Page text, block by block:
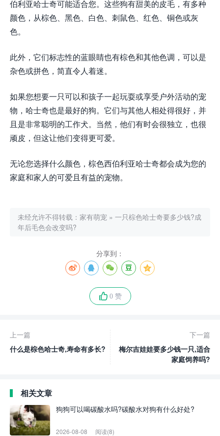
伯利亚哈士奇可能适合您。这些狗有甜美的皮毛，有多种
颜色，从棕色、黑色、白色、刺鼠色、红色、铜色或灰
色。
此外，它们标志性的蓝眼睛也有棕色和其他色调，可以是
杂色或拼色，简直令人着迷。
如果您想要一只可以和孩子一起玩耍或享受户外活动的宠
物，哈士奇也是最好的狗。它们与其他人相处得很好，并
且是非常聪明的工作犬。当然，他们有时会很独立，也很
顽皮，但这让他们变得更可爱。
无论您选择什么颜色，棕色西伯利亚哈士奇都会成为您的
家庭和家人的可爱且有益的宠物。
未经允许不得转载： 家有萌宠 » 一只棕色哈士奇要多少钱?成
年后毛色会改变吗?
分享到：
0 赞
上一篇
什么是棕色哈士奇,寿命有多长?
下一篇
梅尔吉娃娃要多少钱一只,适合
家庭饲养吗?
相关文章
狗狗可以喝碳酸水吗?碳酸水对狗有什么好处?
2026-08-08 阅读(8)